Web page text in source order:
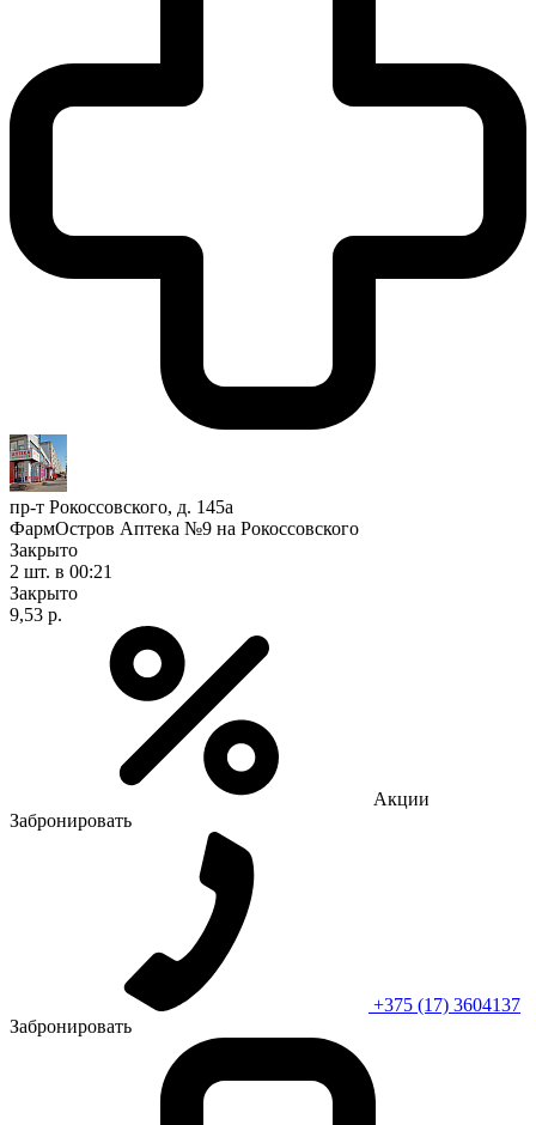
пр-т Рокоссовского, д. 145а
ФармОстров Аптека №9 на Рокоссовского
Закрыто
2 шт. в 00:21
Закрыто
9,53 р.
Акции
Забронировать
+375 (17) 3604137
Забронировать